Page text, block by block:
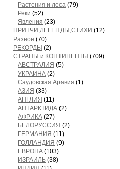
Растения и леса (79)
Реки (52)
Явления (23)
ПРИТЧИ,ЛЕГЕНДЫ,СТИХИ (12)
Разное (70)
РЕКОРДЫ (2)
СТРАНЫ и КОНТИНЕНТЫ (709)
АВСТРАЛИЯ (5)
УКРАИНА (2)
Саудовская Аравия (1)
АЗИЯ (33)
АНГЛИЯ (11)
АНТАРКТИДА (2)
АФРИКА (27)
БЕЛОРУССИЯ (2)
ГЕРМАНИЯ (11)
ГОЛЛАНДИЯ (9)
ЕВРОПА (103)
ИЗРАИЛЬ (38)